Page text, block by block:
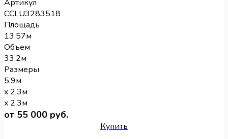
Артикул
CCLU3283518
Площадь
13.57м
Объем
33.2м
Размеры
5.9м
x 2.3м
x 2.3м
от 55 000 руб.
Купить